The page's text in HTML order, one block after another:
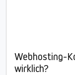
Webhosting-
wirklich?